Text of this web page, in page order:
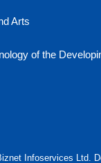
Arts
of the
Infoservices Ltd.